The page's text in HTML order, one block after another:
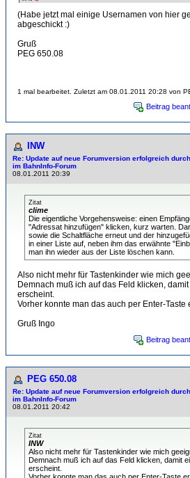
(Habe jetzt mal einige Usernamen von hier
abgeschickt :)
Gruß
PEG 650.08
1 mal bearbeitet. Zuletzt am 08.01.2011 20:28 von
Beitrag
INW
Re: Update auf neue Forumversion erfolgreich
im BahnInfo-Forum
08.01.2011 20:39
Zitat
clime
Die eigentliche Vorgehensweise: einen
"Adressat hinzufügen" klicken, kurz warten.
sowie die Schaltfläche erneut und der
in einer Liste auf, neben ihm das erwähnte
man ihn wieder aus der Liste löschen kann.
Also nicht mehr für Tastenkinder wie mich
Demnach muß ich auf das Feld klicken,
erscheint.
Vorher konnte man das auch per Enter-Taste
Gruß Ingo
Beitrag
PEG 650.08
Re: Update auf neue Forumversion erfolgreich
im BahnInfo-Forum
08.01.2011 20:42
Zitat
INW
Also nicht mehr für Tastenkinder wie mich
Demnach muß ich auf das Feld klicken, damit
erscheint.